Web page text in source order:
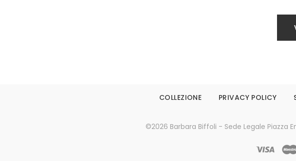
COLLEZIONE PRIVACY POLICY
©2026 Barbara Biffoli - Sede Legale Piazza